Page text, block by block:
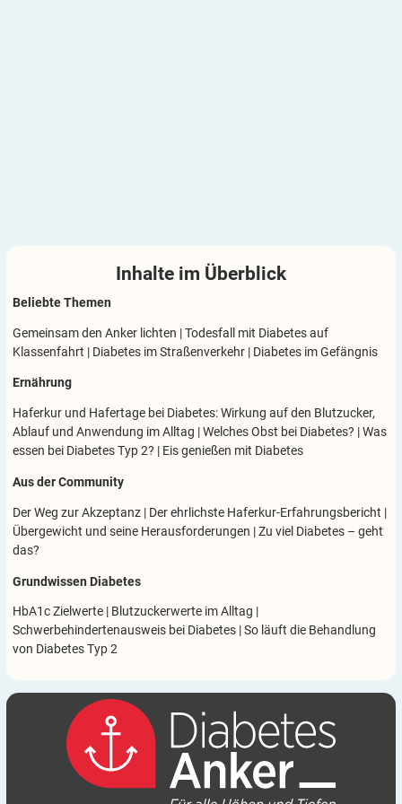
Inhalte im Überblick
Beliebte Themen
Gemeinsam den Anker lichten |Todesfall mit Diabetes auf
Klassenfahrt | Diabetes im Straßenverkehr | Diabetes im Gefängnis
Ernährung
Haferkur und Hafertage bei Diabetes: Wirkung auf den Blutzucker,
Ablauf und Anwendung im Alltag |Welches Obst bei Diabetes? |Was
essen bei Diabetes Typ 2? | Eis genießen mit Diabetes
Aus der Community
Der Weg zur Akzeptanz | Der ehrlichste Haferkur-Erfahrungsbericht |
Übergewicht und seine Herausforderungen |Zu viel Diabetes – geht
das?
Grundwissen Diabetes
HbA1c Zielwerte | Blutzuckerwerte im Alltag |
Schwerbehindertenausweis bei Diabetes |So läuft die Behandlung
von Diabetes Typ 2